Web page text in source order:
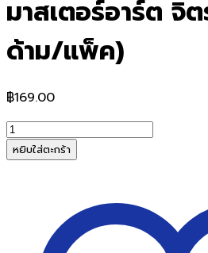
มาสเตอร์อาร์ต จิ
ด้าม/แพ็ค)
฿169.00
จำนวน
พู่กัน
กลม
มาสเตอร์
หยิบใส่ตะกร้า